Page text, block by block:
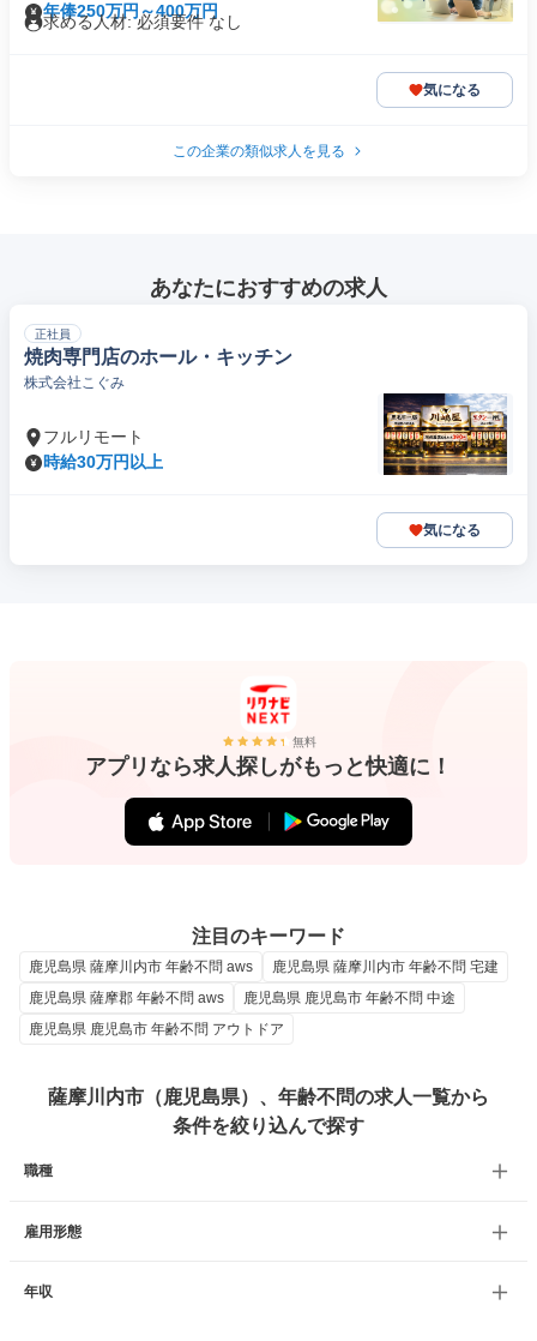
年俸250万円～400万円
求める人材: 必須要件 なし
気になる
この企業の類似求人を見る
あなたにおすすめの求人
正社員
焼肉専門店のホール・キッチン
株式会社こぐみ
フルリモート
時給30万円以上
気になる
無料
アプリなら求人探しがもっと快適に！
注目のキーワード
鹿児島県 薩摩川内市 年齢不問 aws
鹿児島県 薩摩川内市 年齢不問 宅建
鹿児島県 薩摩郡 年齢不問 aws
鹿児島県 鹿児島市 年齢不問 中途
鹿児島県 鹿児島市 年齢不問 アウトドア
薩摩川内市（鹿児島県）、年齢不問の求人一覧から
条件を絞り込んで探す
職種
雇用形態
年収